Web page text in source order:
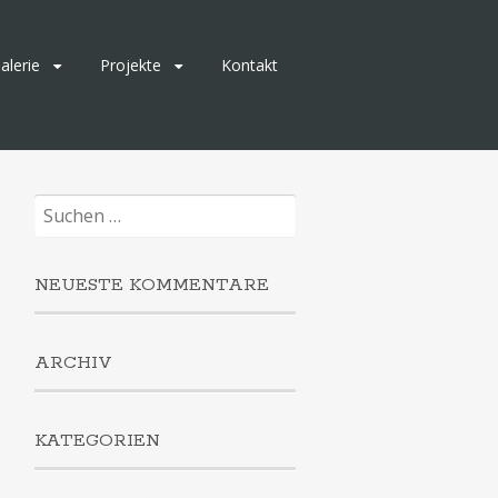
Projekte Kontakt
Suchen
nach:
NEUESTE KOMMENTARE
ARCHIV
KATEGORIEN